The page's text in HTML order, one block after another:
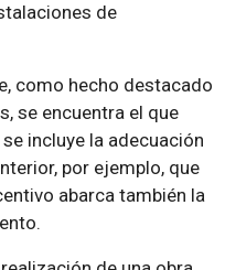
de
como hecho destacado
se encuentra el que
incluye la adecuación
por ejemplo, que
abarca también la